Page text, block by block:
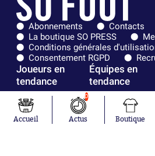
Abonnements
Contacts
La boutique SO PRESS
Conditions générales
Consentement RGPD
Joueurs en
tendance
Maghnes
Akliouche
Mohamed
Équipes en
tendance
Paris Saint-
Germain
Olympique de
Accueil
0
Actus Boutique